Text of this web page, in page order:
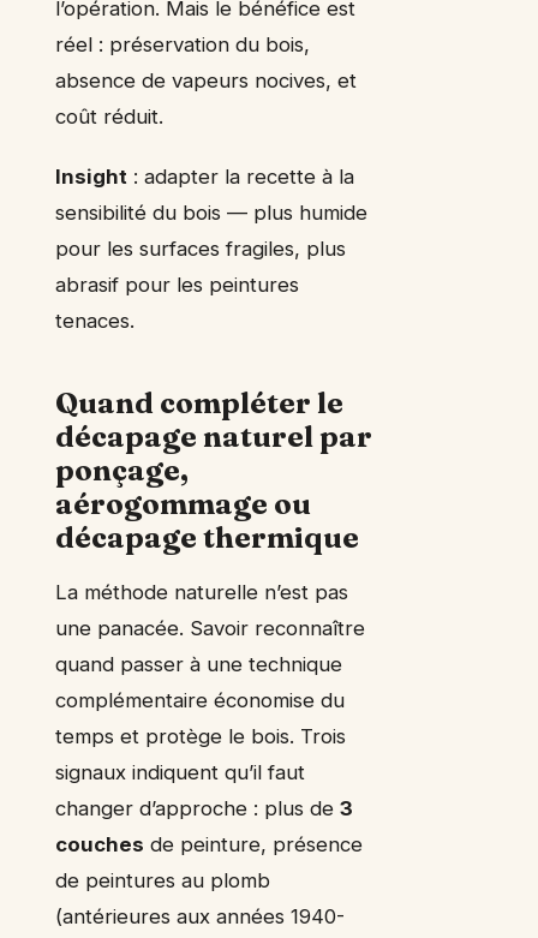
l’opération. Mais le bénéfice est
réel : préservation du bois,
absence de vapeurs nocives, et
coût réduit.
Insight : adapter la recette à la
sensibilité du bois — plus humide
pour les surfaces fragiles, plus
abrasif pour les peintures
tenaces.
Quand compléter le
décapage naturel par
ponçage,
aérogommage ou
décapage thermique
La méthode naturelle n’est pas
une panacée. Savoir reconnaître
quand passer à une technique
complémentaire économise du
temps et protège le bois. Trois
signaux indiquent qu’il faut
changer d’approche : plus de 3
couches de peinture, présence
de peintures au plomb
(antérieures aux années 1940-